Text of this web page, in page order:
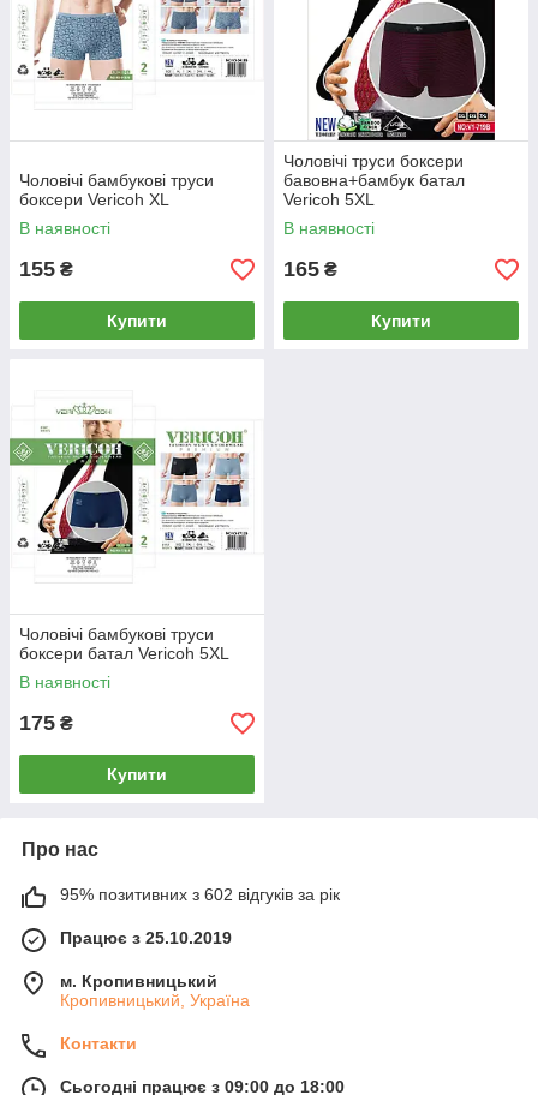
Чоловічі бамбукові труси
боксери Vericoh XL
В наявності
155 ₴
Купити
Чоловічі труси боксери
бавовна+бамбук батал
Vericoh 5XL
В наявності
165 ₴
Купити
Чоловічі бамбукові труси
боксери батал Vericoh 5XL
В наявності
175 ₴
Купити
Про нас
95% позитивних з 602 відгуків за рік
Працює з 25.10.2019
м. Кропивницький
Кропивницький, Україна
Контакти
Сьогодні працює з 09:00 до 18:00